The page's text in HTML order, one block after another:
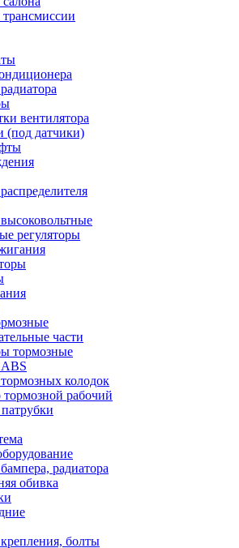
вентилятора
(под датчики)
регуляторы
части
тормозные
колодок
рабочий
радиатора
обивка
болты